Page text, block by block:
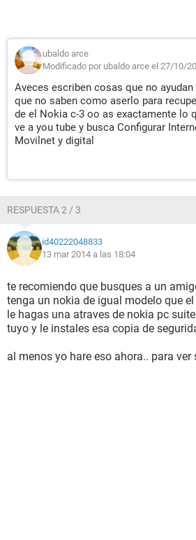
ubaldo arce
Modificado por ubaldo arce el 27/10/
Aveces escriben cosas que no
que no saben como aserlo para
de el Nokia c-3 oo as exactamente lo
ve a you tube y busca Configurar
Movilnet y digital
RESPUESTA 2 / 3
id40222048833
13 mar 2014 a las 18:04
te recomiendo que busques a un
tenga un nokia de igual modelo que
le hagas una atraves de nokia pc
tuyo y le instales esa copia de
al menos yo hare eso ahora.. para